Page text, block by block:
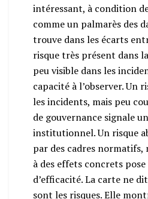
intéressant, à condition
comme un palmarès des
trouve dans les écarts
risque très présent dans
peu visible dans les
capacité à l’observer. Un
les incidents, mais peu
de gouvernance signale
institutionnel. Un risque
par des cadres
à des effets concrets
d’efficacité. La carte ne
sont les risques. Elle